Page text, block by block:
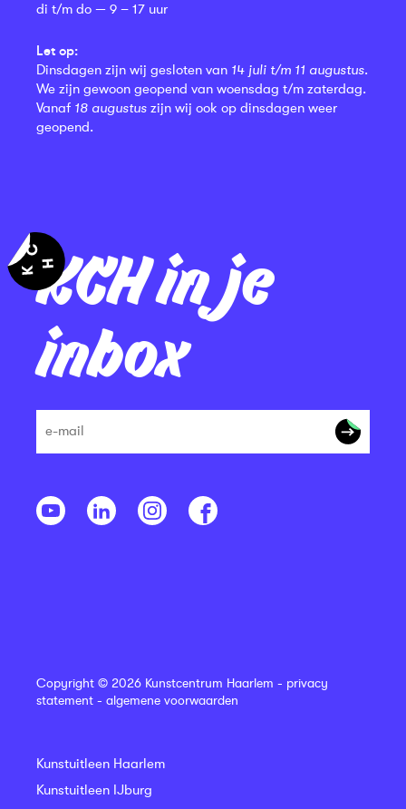
KCH in je
inbox
di t/m do — 9 – 17 uur
Let op:
Dinsdagen zijn wij gesloten van 14 juli t/m 11 augustus.
We zijn gewoon geopend van woensdag t/m zaterdag.
Vanaf 18 augustus zijn wij ook op dinsdagen weer
geopend.
Copyright © 2026 Kunstcentrum Haarlem - privacy
statement - algemene voorwaarden
Kunstuitleen Haarlem
Kunstuitleen IJburg